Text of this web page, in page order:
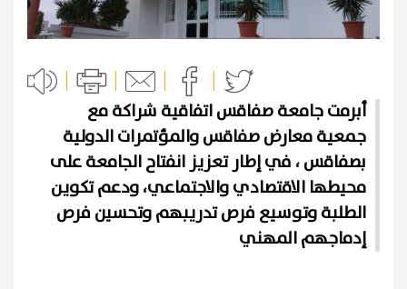
أبرمت جامعة صفاقس اتفاقية شراكة مع
جمعية معارض صفاقس والمؤتمرات الدولية
بصفاقس ، في إطار تعزيز انفتاح الجامعة على
محيطها الاقتصادي والاجتماعي، ودعم تكوين
الطلبة وتوسيع فرص تدريبهم وتحسين فرص
إدماجهم المهني